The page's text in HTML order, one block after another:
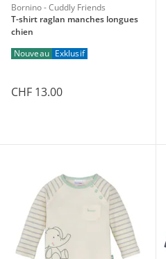
Bornino - Cuddly Friends
T-shirt raglan manches longues
chien
Nouveau Exklusif
CHF 13.00